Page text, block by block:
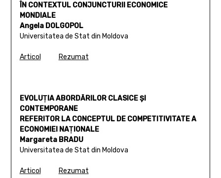
ÎN CONTEXTUL CONJUNCTURII ECONOMICE
MONDIALE
Angela DOLGOPOL
Universitatea de Stat din Moldova
Articol Rezumat
EVOLUŢIA ABORDĂRILOR CLASICE ŞI
CONTEMPORANE
REFERITOR LA CONCEPTUL DE COMPETITIVITATE A
ECONOMIEI NAŢIONALE
Margareta BRADU
Universitatea de Stat din Moldova
Articol Rezumat